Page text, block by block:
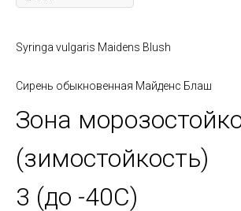
Syringa vulgaris Maidens Blush
Сирень обыкновенная Майденс Блаш
Зона
(зимостойкость)
3 (до -40С)